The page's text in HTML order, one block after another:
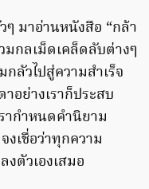
มาอ่านหนังสือ “กล้า
มกลเม็ดเคล็ดลับต่างๆ
ลัวไปสู่ความสำเร็จ
อย่างเราก็ประสบ
ากำหนดคำนิยาม
งเชื่อว่าทุกความ
ตัวเองเสมอ